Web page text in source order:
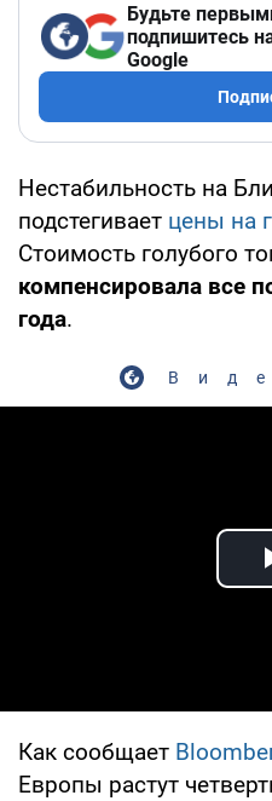
Будьте
подпишитесь
Google
Нестабильность на
подстегивает цены на
Стоимость голубого
компенсировала все
года.
Как сообщает
Европы растут